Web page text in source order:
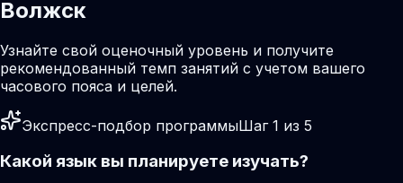
Волжск
Узнайте свой оценочный уровень и получите
рекомендованный темп занятий с учетом вашего
часового пояса и целей.
Экспресс-подбор программыШаг 1 из 5
Какой язык вы планируете изучать?